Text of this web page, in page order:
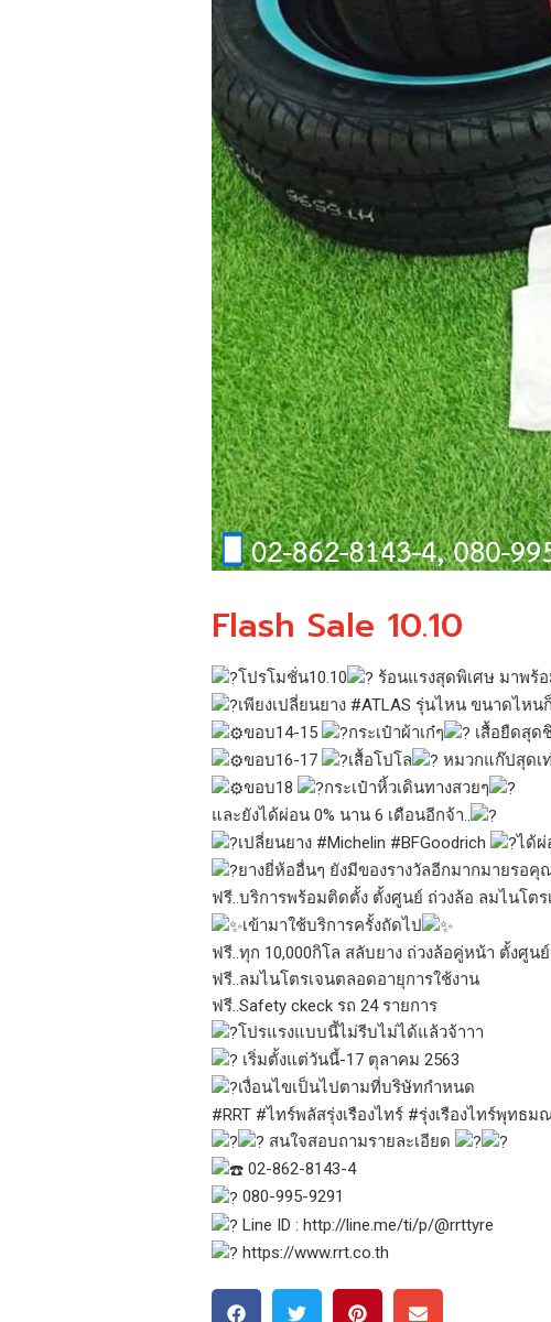
Flash Sale 10.10
โปรโมชั่น10.10
ร้อนแรงสุดพิเศษ มาพร้
เพียงเปลี่ยนยาง #ATLAS รุ่นไหน ขนาดไหน
ขอบ14-15
กระเป๋าผ้าเก๋ๆ
เสื้อยืดสุด
ขอบ16-17
เสื้อโปโล
หมวกแก๊ปสุดเ
ขอบ18
กระเป๋าหิ้วเดินทางสวยๆ
และยังได้ผ่อน 0% นาน 6 เดือนอีกจ้า..
เปลี่ยนยาง #Michelin #BFGoodrich ได้ผ่
ยางยี่ห้ออื่นๆ ยังมีของรางวัลอีกมากมายรอคุ
ฟรี..บริการพร้อมติดตั้ง ตั้งศูนย์ ถ่วงล้อ ลมไนโตร
เข้ามาใช้บริการครั้งถัดไป
ฟรี..ทุก 10,000กิโล สลับยาง ถ่วงล้อคู่หน้า ตั้งศูนย์
ฟรี..ลมไนโตรเจนตลอดอายุการใช้งาน
ฟรี..Safety ckeck รถ 24 รายการ
โปรแรงแบบนี้ไม่รีบไม่ได้แล้วจ้าาา
เริ่มตั้งแต่วันนี้-17 ตุลาคม 2563
เงื่อนไขเป็นไปตามที่บริษัทกำหนด
#RRT #ไทร์พลัสรุ่งเรืองไทร์ #รุ่งเรืองไทร์พุทธม
สนใจสอบถามรายละเอียด
02-862-8143-4
080-995-9291
Line ID : http://line.me/ti/p/@rrttyre
https://www.rrt.co.th